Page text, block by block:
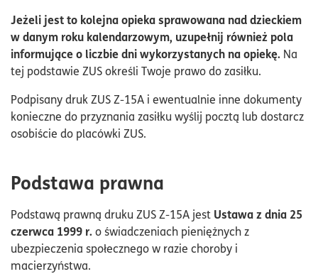
Jeżeli jest to kolejna opieka sprawowana nad dzieckiem
w danym roku kalendarzowym, uzupełnij również pola
informujące o liczbie dni wykorzystanych na opiekę. Na
tej podstawie ZUS określi Twoje prawo do zasiłku.
Podpisany druk ZUS Z-15A i ewentualnie inne dokumenty
konieczne do przyznania zasiłku wyślij pocztą lub dostarcz
osobiście do placówki ZUS.
Podstawa prawna
Podstawą prawną druku ZUS Z-15A jest Ustawa z dnia 25
czerwca 1999 r.o świadczeniach pieniężnych z
ubezpieczenia społecznego w razie choroby i
macierzyństwa.